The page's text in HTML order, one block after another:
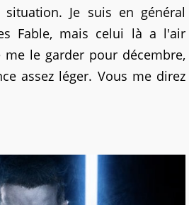
Je suis en général
Fable, mais celui là a l'air
me le garder pour décembre,
assez léger. Vous me direz